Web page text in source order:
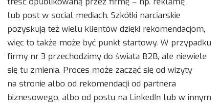
lub post w social mediach. Szkółki narciarskie
pozyskują też wielu klientów dzięki rekomendacjom,
więc to także może być punkt startowy. W przypadku
firmy nr 3 przechodzimy do świata B2B, ale niewiele
się tu zmienia. Proces może zacząć się od wizyty
na stronie albo od rekomendacji od partnera
biznesowego, albo od postu na LinkedIn lub w innym